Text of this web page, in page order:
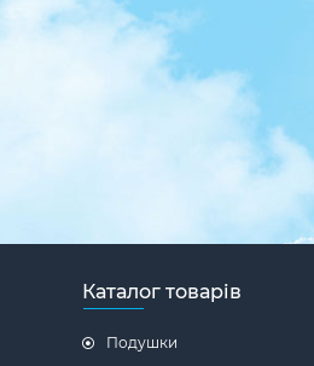
Каталог товарів
Подушки